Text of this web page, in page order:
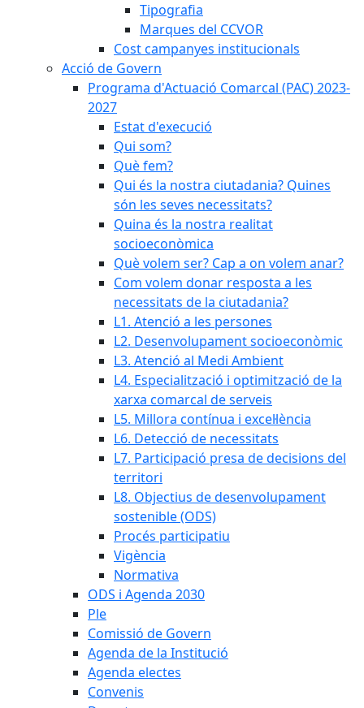
Tipografia
Marques del CCVOR
Cost campanyes institucionals
Acció de Govern
Programa d'Actuació Comarcal (PAC) 2023-
2027
Estat d'execució
Qui som?
Què fem?
Qui és la nostra ciutadania? Quines
són les seves necessitats?
Quina és la nostra realitat
socioeconòmica
Què volem ser? Cap a on volem anar?
Com volem donar resposta a les
necessitats de la ciutadania?
L1. Atenció a les persones
L2. Desenvolupament socioeconòmic
L3. Atenció al Medi Ambient
L4. Especialització i optimització de la
xarxa comarcal de serveis
L5. Millora contínua i excel·lència
L6. Detecció de necessitats
L7. Participació presa de decisions del
territori
L8. Objectius de desenvolupament
sostenible (ODS)
Procés participatiu
Vigència
Normativa
ODS i Agenda 2030
Ple
Comissió de Govern
Agenda de la Institució
Agenda electes
Convenis